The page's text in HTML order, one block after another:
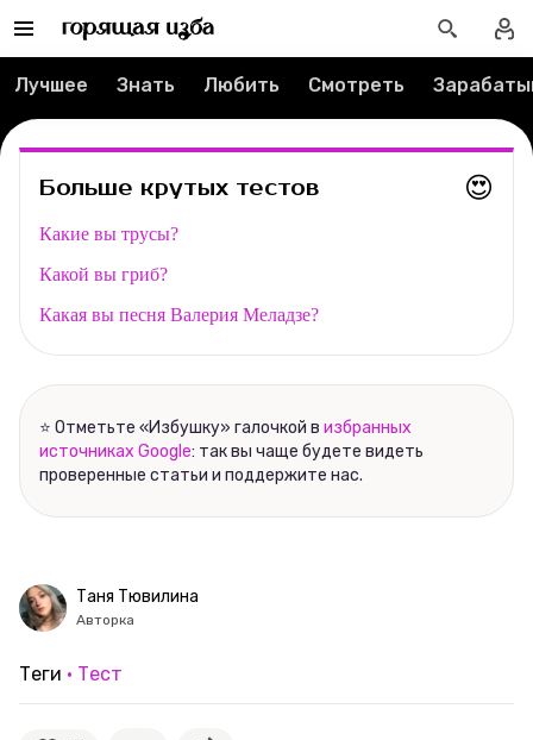
Редакция
Реклама
Спецпроекты
Контакты
О компании
Новости
Лучшее Знать Любить Смотреть
Больше крутых тестов 😍
Какие вы трусы?
Какой вы гриб?
Какая вы песня Валерия Меладзе?
⭐ Отметьте «Избушку» галочкой в избранных
источниках Google: так вы чаще будете видеть
проверенные статьи и поддержите нас.
Таня Тювилина
Авторка
Теги Тест